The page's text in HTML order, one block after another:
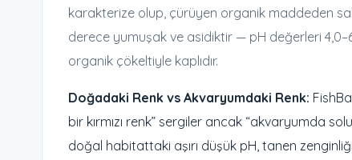
karakterize olup, çürüyen organik maddeden
derece yumuşak ve asidiktir — pH değerleri
organik çökeltiyle kaplıdır.
Doğadaki Renk vs Akvaryumdaki Renk:
bir kırmızı renk” sergiler ancak “akvaryumda
doğal habitattaki aşırı düşük pH, tanen